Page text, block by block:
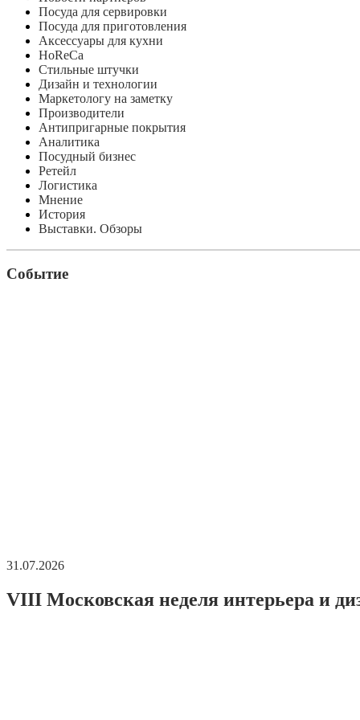
Посуда для сервировки
Посуда для приготовления
Аксессуары для кухни
HoReCa
Стильные штучки
Дизайн и технологии
Маркетологу на заметку
Производители
Антипригарные покрытия
Аналитика
Посудный бизнес
Ретейл
Логистика
Мнение
История
Выставки. Обзоры
Событие
31.07.2026
VIII Московская неделя интерьера и